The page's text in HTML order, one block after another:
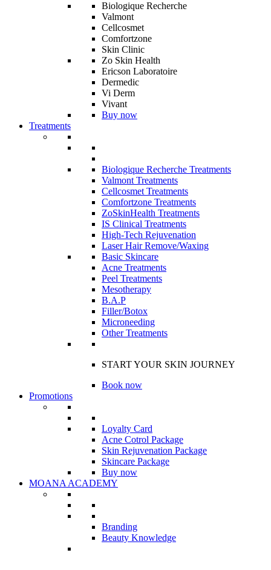
Biologique Recherche
Valmont
Cellcosmet
Comfortzone
Skin Clinic
Zo Skin Health
Ericson Laboratoire
Dermedic
Vi Derm
Vivant
Buy now
Treatments
Biologique Recherche Treatments
Valmont Treatments
Cellcosmet Treatments
Comfortzone Treatments
ZoSkinHealth Treatments
IS Clinical Treatments
High-Tech Rejuvenation
Laser Hair Remove/Waxing
Basic Skincare
Acne Treatments
Peel Treatments
Mesotherapy
B.A.P
Filler/Botox
Microneeding
Other Treatments
START YOUR SKIN JOURNEY
Book now
Promotions
Loyalty Card
Acne Cotrol Package
Skin Rejuvenation Package
Skincare Package
Buy now
MOANA ACADEMY
Branding
Beauty Knowledge